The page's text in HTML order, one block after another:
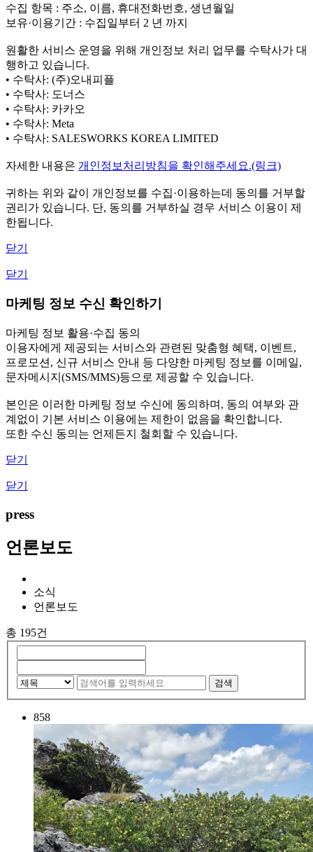
수집 항목 : 주소, 이름, 휴대전화번호, 생년월일
보유·이용기간 : 수집일부터 2 년 까지
원활한 서비스 운영을 위해 개인정보 처리 업무를 수탁사가 대
행하고 있습니다.
• 수탁사: (주)오내피플
• 수탁사: 도너스
• 수탁사: 카카오
• 수탁사: Meta
• 수탁사: SALESWORKS KOREA LIMITED
자세한 내용은 개인정보처리방침을 확인해주세요.(링크)
귀하는 위와 같이 개인정보를 수집·이용하는데 동의를 거부할
권리가 있습니다. 단, 동의를 거부하실 경우 서비스 이용이 제
한됩니다.
닫기
닫기
마케팅 정보 수신 확인하기
마케팅 정보 활용·수집 동의
이용자에게 제공되는 서비스와 관련된 맞춤형 혜택, 이벤트,
프로모션, 신규 서비스 안내 등 다양한 마케팅 정보를 이메일,
문자메시지(SMS/MMS)등으로 제공할 수 있습니다.
본인은 이러한 마케팅 정보 수신에 동의하며, 동의 여부와 관
계없이 기본 서비스 이용에는 제한이 없음을 확인합니다.
또한 수신 동의는 언제든지 철회할 수 있습니다.
닫기
닫기
press
언론보도
소식
언론보도
총 195건
검색
858